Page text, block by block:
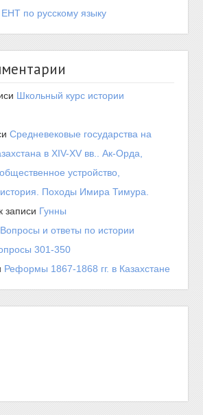
по русскому языку
Школьный курс истории
Средневековые государства на
в XIV-XV вв.. Ак-Орда,
устройство,
история. Походы Имира Тимура.
к записи Гунны
Вопросы и ответы по истории
301-350
Реформы 1867-1868 гг. в Казахстане